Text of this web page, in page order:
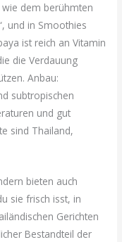
dem berühmten
und in Smoothies
ist reich an Vitamin
die Verdauung
Anbau:
subtropischen
und gut
sind Thailand,
bieten auch
sie frisch isst, in
Gerichten
Bestandteil der